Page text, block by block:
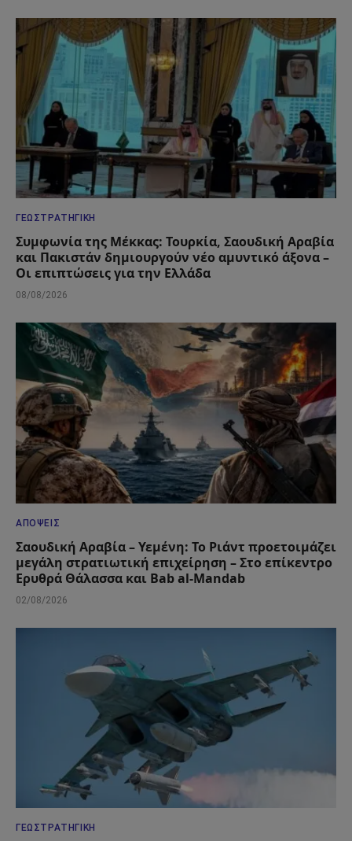
ΓΕΩΣΤΡΑΤΗΓΙΚΉ
Συμφωνία της Μέκκας: Τουρκία, Σαουδική Αραβία
και Πακιστάν δημιουργούν νέο αμυντικό άξονα –
Οι επιπτώσεις για την Ελλάδα
08/08/2026
ΑΠΌΨΕΙΣ
Σαουδική Αραβία – Υεμένη: Το Ριάντ προετοιμάζει
μεγάλη στρατιωτική επιχείρηση – Στο επίκεντρο
Ερυθρά Θάλασσα και Bab al-Mandab
02/08/2026
ΓΕΩΣΤΡΑΤΗΓΙΚΉ